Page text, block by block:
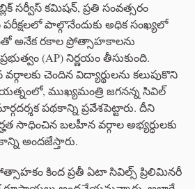
సర్వీస్ కమిషన్, ప్రతి సంవత్సరం
పాల్గొనేందుకు అధిక సంఖ్యలో
అనేక రకాల ప్రోత్సాహకాలను
(AP) నిర్ణయం తీసుకుంది.
చెందిన విద్యార్థులను కలుపుకొని
ముఖ్యమంత్రి జగనన్న సివిల్
పథకాన్ని ప్రవేశపెట్టారు. దీని
సాధించిన బలహీన వర్గాల అభ్యర్ధులకు
అందజేస్తారు.
కింద ప్రతీ ఏటా సివిల్స్ ప్రిలిమినరీ